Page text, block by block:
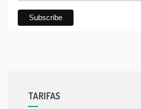
TARIFAS